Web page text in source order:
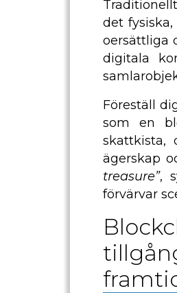
det
oersättliga
digitala
Föreställ
som en
skattkista,
ägerskap
treasure”,
förvärvar